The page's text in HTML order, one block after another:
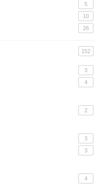
5
10
26
152
3
4
2
3
3
4